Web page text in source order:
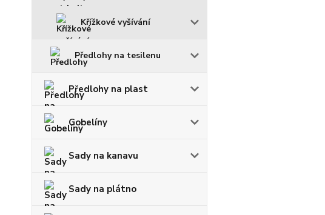
Křížkové vyšívání
Předlohy na tesilenu
Předlohy na plast
Gobelíny
Sady na kanavu
Sady na plátno